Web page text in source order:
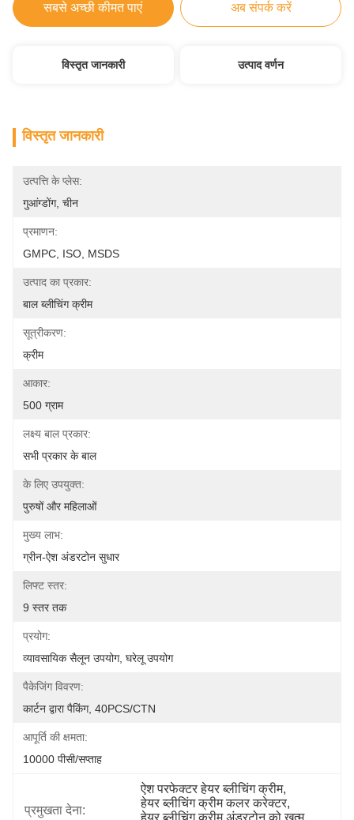
सबसे अच्छी कीमत पाएं अब संपर्क करें
विस्तृत जानकारी उत्पाद वर्णन
विस्तृत जानकारी
उत्पत्ति के प्लेस:
गुआंग्डोंग, चीन
प्रमाणन:
GMPC, ISO, MSDS
उत्पाद का प्रकार:
बाल ब्लीचिंग क्रीम
सूत्रीकरण:
क्रीम
आकार:
500 ग्राम
लक्ष्य बाल प्रकार:
सभी प्रकार के बाल
के लिए उपयुक्त:
पुरुषों और महिलाओं
मुख्य लाभ:
ग्रीन-ऐश अंडरटोन सुधार
लिफ्ट स्तर:
9 स्तर तक
प्रयोग:
व्यावसायिक सैलून उपयोग, घरेलू उपयोग
पैकेजिंग विवरण:
कार्टन द्वारा पैकिंग, 40PCS/CTN
आपूर्ति की क्षमता:
10000 पीसी/सप्ताह
प्रमुखता देना:
ऐश परफेक्टर हेयर ब्लीचिंग क्रीम,
हेयर ब्लीचिंग क्रीम कलर करेक्टर,
हेयर ब्लीचिंग क्रीम अंडरटोन को खत्म